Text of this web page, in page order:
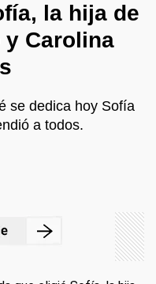
la hija de
Carolina
se dedica hoy Sofía
a todos.